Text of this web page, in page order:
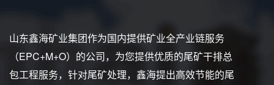
山东鑫海矿业集团作为国内提供矿业全产业链服务
（EPC+M+O）的公司，为您提供优质的尾矿干排总
包工程服务，针对尾矿处理，鑫海提出高效节能的尾